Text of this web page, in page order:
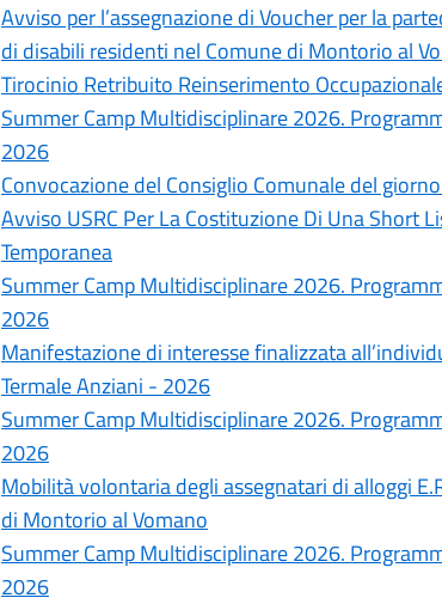
Avviso per l’assegnazione di Voucher per la
di disabili residenti nel Comune di Montorio al
Tirocinio Retribuito Reinserimento
Summer Camp Multidisciplinare 2026.
2026
Convocazione del Consiglio Comunale del
Avviso USRC Per La Costituzione Di Una Short
Temporanea
Summer Camp Multidisciplinare 2026.
2026
Manifestazione di interesse finalizzata
Termale Anziani - 2026
Summer Camp Multidisciplinare 2026.
2026
Mobilità volontaria degli assegnatari di alloggi
di Montorio al Vomano
Summer Camp Multidisciplinare 2026.
2026